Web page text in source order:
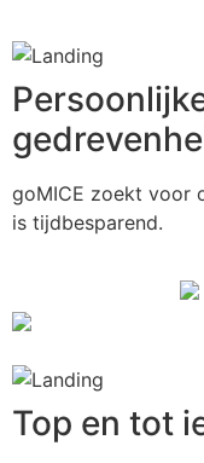
goMICE zoekt voor
is tijdbesparend.
Top en tot